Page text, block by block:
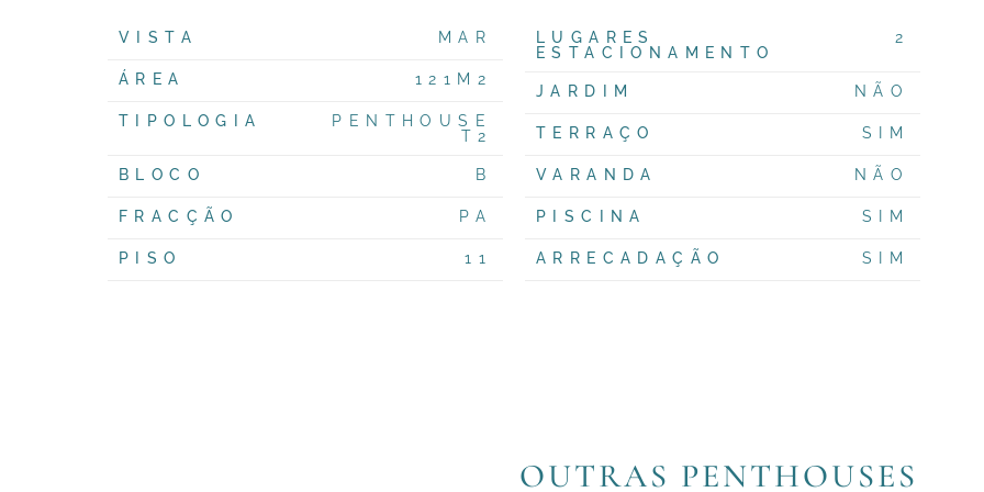
VISTA MAR
ÁREA 121M2
TIPOLOGIA
PENTHOUSE
T2
BLOCO B
FRACÇÃO PA
PISO 11
LUGARES
ESTACIONAMENTO
2
JARDIM NÃO
TERRAÇO SIM
VARANDA NÃO
PISCINA SIM
ARRECADAÇÃO SIM
OUTRAS PENTHOUSES